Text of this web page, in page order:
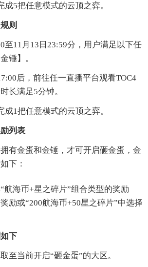
成5把任意模式的云顶之弈。
则
至11月13日23:59分，用户满足以下任
锤】。
后，前往任一直播平台观看TOC4
长满足5分钟。
成1把任意模式的云顶之弈。
励列表
有金蛋和金锤，才可开启砸金蛋，金
下：
航海币+星之碎片”组合类型的奖励
励或“200航海币+50星之碎片”中选择
下
至当前开启“砸金蛋”的大区。